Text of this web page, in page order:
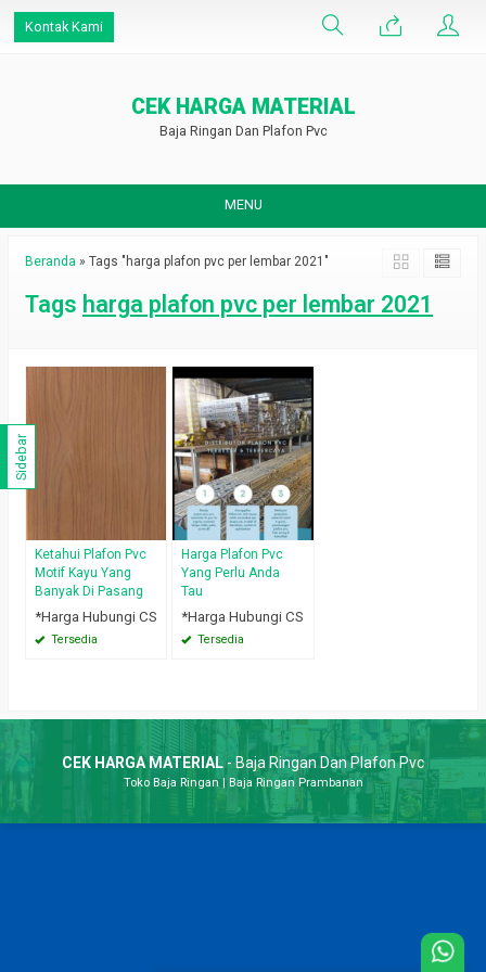
Kontak Kami
CEK HARGA MATERIAL
Baja Ringan Dan Plafon Pvc
MENU
Beranda » Tags "harga plafon pvc per lembar 2021"
Tags harga plafon pvc per lembar 2021
Ketahui Plafon Pvc
Motif Kayu Yang
Banyak Di Pasang
*Harga Hubungi CS
Tersedia
Harga Plafon Pvc
Yang Perlu Anda
Tau
*Harga Hubungi CS
Tersedia
Sidebar
CEK HARGA MATERIAL - Baja Ringan Dan Plafon Pvc
Toko Baja Ringan| Baja Ringan Prambanan